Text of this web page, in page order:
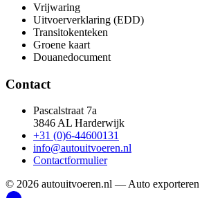
Vrijwaring
Uitvoerverklaring (EDD)
Transitokenteken
Groene kaart
Douanedocument
Contact
Pascalstraat 7a
3846 AL Harderwijk
+31 (0)6-44600131
info@autouitvoeren.nl
Contactformulier
© 2026 autouitvoeren.nl — Auto